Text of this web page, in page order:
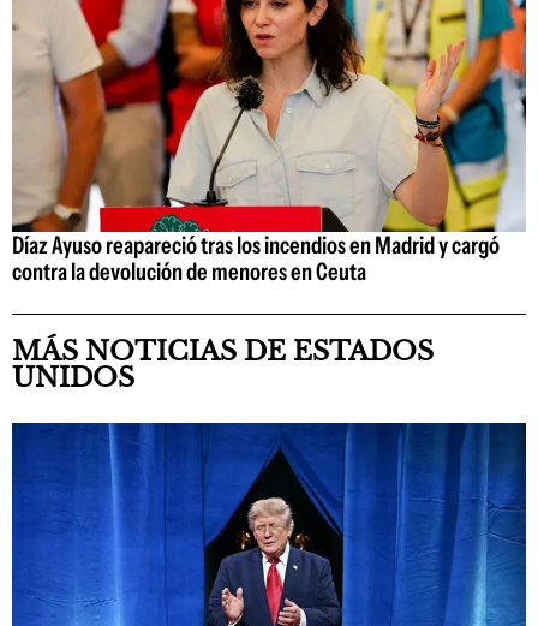
Díaz Ayuso reapareció tras los incendios en Madrid y cargó
contra la devolución de menores en Ceuta
MÁS NOTICIAS DE ESTADOS
UNIDOS